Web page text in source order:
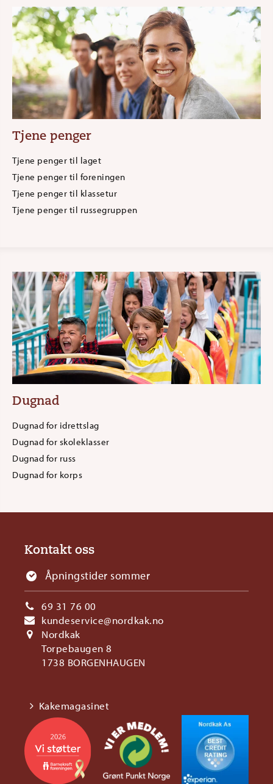
Tjene penger
Tjene penger til laget
Tjene penger til foreningen
Tjene penger til klassetur
Tjene penger til russegruppen
Dugnad
Dugnad for idrettslag
Dugnad for skoleklasser
Dugnad for russ
Dugnad for korps
Kontakt oss
Åpningstider sommer
Kakemagasinet
69 31 76 00
kundeservice@nordkak.no
Nordkak
Torpebaugen 8
1738 BORGENHAUGEN